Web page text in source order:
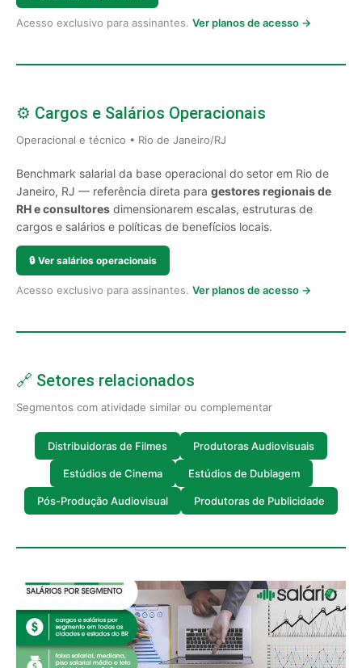
Acesso exclusivo para assinantes. Ver planos de acesso →
⚙️ Cargos e Salários Operacionais
Operacional e técnico • Rio de Janeiro/RJ
Benchmark salarial da base operacional do setor em Rio de
Janeiro, RJ — referência direta para gestores regionais de
RH e consultores dimensionarem escalas, estruturas de
cargos e salários e políticas de benefícios locais.
🔒 Ver salários operacionais
Acesso exclusivo para assinantes. Ver planos de acesso →
🔗 Setores relacionados
Segmentos com atividade similar ou complementar
Distribuidoras de Filmes Produtoras Audiovisuais
Estúdios de Cinema Estúdios de Dublagem
Pós-Produção Audiovisual Produtoras de Publicidade